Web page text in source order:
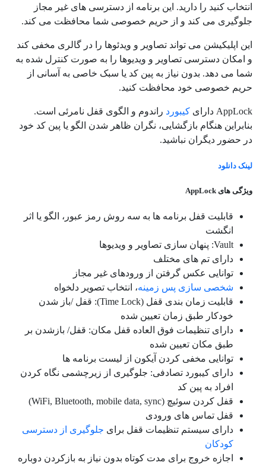
انتخاب کنید را دارید. این برنامه از دسترسی های غیر مجاز
جلوگیری می کند و از حریم خصوصی شما محافظت می کند.
این اپلیکیشن می تواند تصاویر و ویدئوها را در گالری مخفی کند
و امکان دسترسی تصاویر و ویدیوها را به صورت کنترل شده به
شما می دهد. بدون نیاز به پین کد یا سبک خاصی به آسانی از
حریم خصوصی خود محافظت کنید.
AppLock دارای کیبورد راندوم و الگوی قفل نامرئی است.
بنابراین هنگام بازگشایی، نگران ظاهر شدن الگو یا پین کد خود
در حضور دیگران نباشید.
لینک دانلود
ویژگی های AppLock
قابلیت قفل برنامه ها به سه روش رمز عبور، الگو یا اثر
انگشت
Vault: پنهان سازی تصاویر و ویدیوها
دارای تم های مختلف
توانایی عکس گرفتن از ورودهای غیر مجاز
شخصی سازی پس زمینه، انتخاب تصویر دلخواه
قابلیت زمان بندی قفل (Time Lock): قفل /باز شدن
خودکار طبق زمان تعیین شده
دارای تنظیمات فوق العاده قفل مکان: قفل/ بازشدن بر
طبق مکان تعیین شده
توانایی مخفی کردن آیکون از لیست برنامه ها
دارای کیبورد تصادفی: جلوگیری از زیرچشمی نگاه کردن
افراد به پین کد
قفل کردن سوئیچ (WiFi, Bluetooth, mobile data, sync)
قفل تماس های ورودی
دارای سیستم تنظیمات قفل برای جلوگیری از دسترسی
کودکان
اجازه خروج برای مدت کوتاه بدون نیاز به بازکردن دوباره